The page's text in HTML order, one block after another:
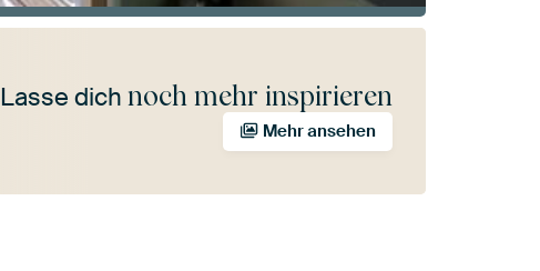
Lasse dich noch mehr inspirieren
Mehr ansehen